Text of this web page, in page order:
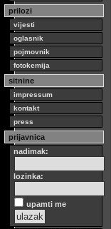
prilozi
vijesti
oglasnik
pojmovnik
fotokemija
sitnine
impressum
kontakt
press
prijavnica
nadimak:
lozinka:
upamti me